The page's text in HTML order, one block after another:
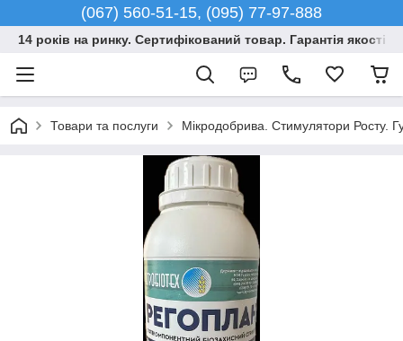
(067) 560-51-15, (095) 77-97-888
14 років на ринку. Сертифікований товар. Гарантія якості
Товари та послуги Мікродобрива. Стимулятори Росту.